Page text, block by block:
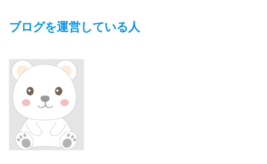
ブログを運営している人